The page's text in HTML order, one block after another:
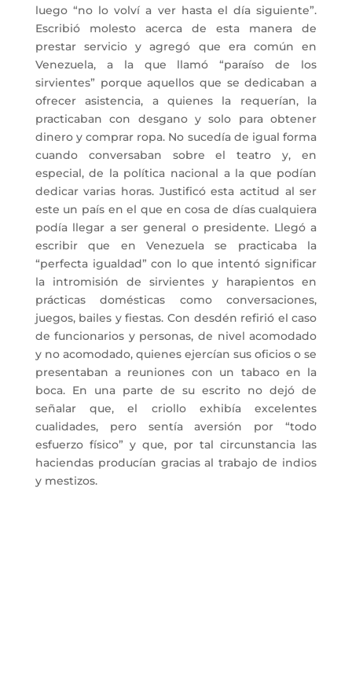
luego “no lo volví a ver hasta el día siguiente”.
Escribió molesto acerca de esta manera de
prestar servicio y agregó que era común en
Venezuela, a la que llamó “paraíso de los
sirvientes” porque aquellos que se dedicaban a
ofrecer asistencia, a quienes la requerían, la
practicaban con desgano y solo para obtener
dinero y comprar ropa. No sucedía de igual forma
cuando conversaban sobre el teatro y, en
especial, de la política nacional a la que podían
dedicar varias horas. Justificó esta actitud al ser
este un país en el que en cosa de días cualquiera
podía llegar a ser general o presidente. Llegó a
escribir que en Venezuela se practicaba la
“perfecta igualdad” con lo que intentó significar
la intromisión de sirvientes y harapientos en
prácticas domésticas como conversaciones,
juegos, bailes y fiestas. Con desdén refirió el caso
de funcionarios y personas, de nivel acomodado
y no acomodado, quienes ejercían sus oficios o se
presentaban a reuniones con un tabaco en la
boca. En una parte de su escrito no dejó de
señalar que, el criollo exhibía excelentes
cualidades, pero sentía aversión por “todo
esfuerzo físico” y que, por tal circunstancia las
haciendas producían gracias al trabajo de indios
y mestizos.